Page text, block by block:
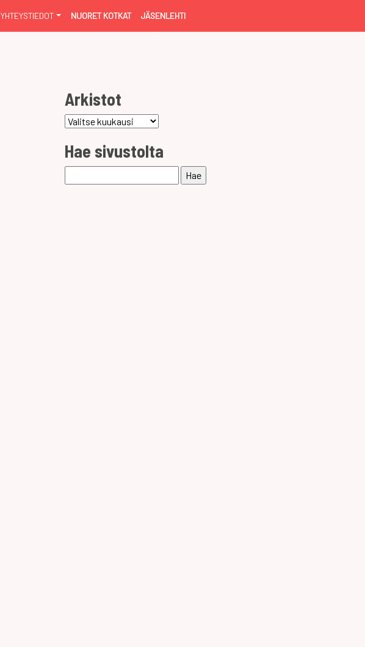
YHTEYSTIEDOT NUORET KOTKAT JÄSENLEHTI
Arkistot
Arkistot
Hae sivustolta